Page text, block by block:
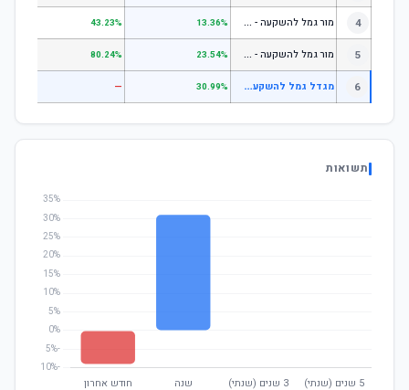
4 מ
ור גמל להשקעה - כללי 13.36%
43.23%
5 מ
ור גמל להשקעה - מניות 23.54%
80.24%
6 מ
גדל גמל להשקעה מניות סחיר 30.99%
—
תשואות